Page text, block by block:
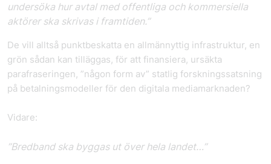
undersöka hur avtal med offentliga och kommersiella
aktörer ska skrivas i framtiden.”
De vill alltså punktbeskatta en allmännyttig infrastruktur, en
grön sådan kan tilläggas, för att finansiera, ursäkta
parafraseringen, ”någon form av” statlig forskningssatsning
på betalningsmodeller för den digitala mediamarknaden?
Vidare:
”Bredband ska byggas ut över hela landet…”